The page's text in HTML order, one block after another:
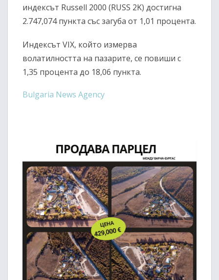
индексът Russell 2000 (RUSS 2K) достигна
2.747,074 пункта със загуба от 1,01 процента.
Индексът VIX, който измерва
волатилността на пазарите, се повиши с
1,35 процента до 18,06 пункта.
Bulgaria News Agency